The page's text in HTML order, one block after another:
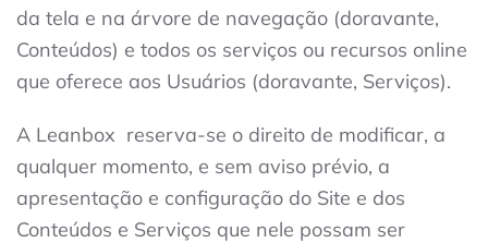
da tela e na árvore de navegação (doravante,
Conteúdos) e todos os serviços ou recursos online
que oferece aos Usuários (doravante, Serviços).
A Leanbox reserva-se o direito de modificar, a
qualquer momento, e sem aviso prévio, a
apresentação e configuração do Site e dos
Conteúdos e Serviços que nele possam ser